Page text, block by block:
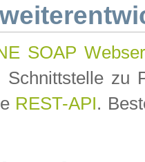
SOAP
Schnittstelle zu
REST-API.